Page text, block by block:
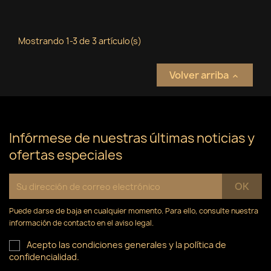
Mostrando 1-3 de 3 artículo(s)
Volver arriba 
Infórmese de nuestras últimas noticias y
ofertas especiales
Puede darse de baja en cualquier momento. Para ello, consulte nuestra
información de contacto en el aviso legal.
Acepto las condiciones generales y la política de
confidencialidad.